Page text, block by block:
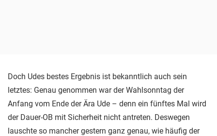
Doch Udes bestes Ergebnis ist bekanntlich auch sein
letztes: Genau genommen war der Wahlsonntag der
Anfang vom Ende der Ära Ude – denn ein fünftes Mal wird
der Dauer-OB mit Sicherheit nicht antreten. Deswegen
lauschte so mancher gestern ganz genau, wie häufig der